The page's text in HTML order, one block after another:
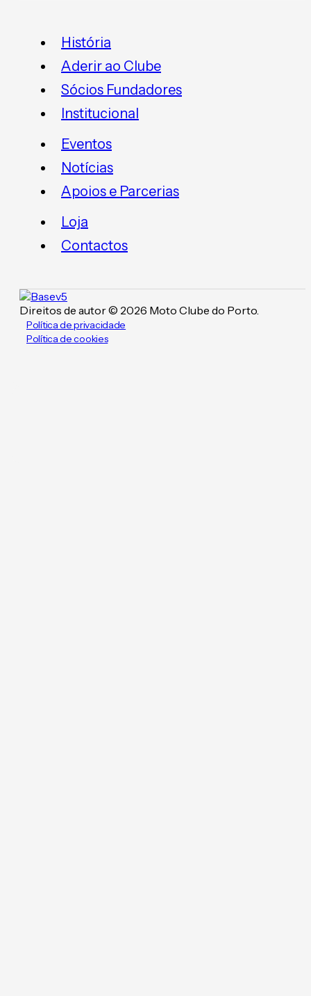
História
Aderir ao Clube
Sócios Fundadores
Institucional
Eventos
Notícias
Apoios e Parcerias
Loja
Contactos
Direitos de autor © 2026 Moto Clube do Porto.
Política de privacidade
Política de cookies